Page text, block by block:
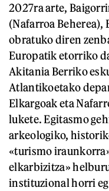
2027ra arte,
(Nafarroa Beherea),
obratuko diren
Europatik etorriko
Akitania Berriko
Atlantikoetako
Elkargoak eta
lukete. Egitasmo
arkeologiko,
«turismo
elkarbizitza»
instituzional horri